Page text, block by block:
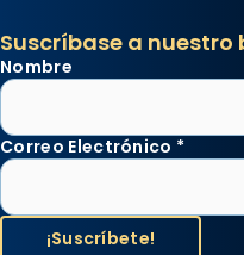
Suscríbase a
Nombre
Correo Electrónico *